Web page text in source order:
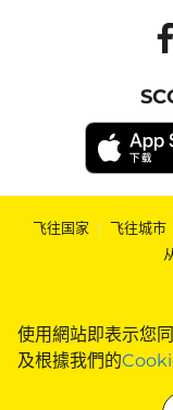
使用網站即表示您
及根據我們的
飞往国家 | 飞往城市